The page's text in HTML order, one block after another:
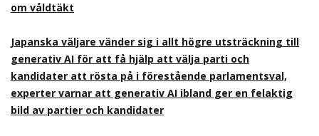
om våldtäkt
Japanska väljare vänder sig i allt högre utsträckning till
generativ AI för att få hjälp att välja parti och
kandidater att rösta på i förestående parlamentsval,
experter varnar att generativ AI ibland ger en felaktig
bild av partier och kandidater